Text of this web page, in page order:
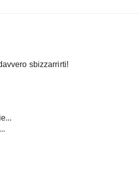
sbizzarrirti!